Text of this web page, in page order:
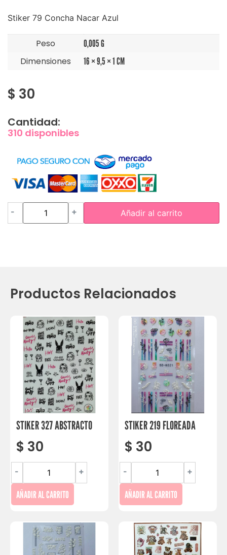
Stiker 79 Concha Nacar Azul
Peso 0,005 G
Dimensiones 16 × 9,5 × 1 CM
$ 30
Cantidad:
310 disponibles
- + Añadir al carrito
Productos Relacionados
STIKER 327 ABSTRACTO
$ 30
- +
AÑADIR AL CARRITO
STIKER 219 FLOREADA
$ 30
- +
AÑADIR AL CARRITO